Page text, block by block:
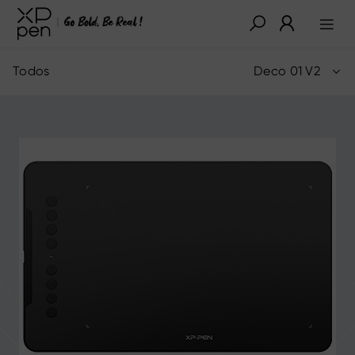
Todos Deco 01 V2